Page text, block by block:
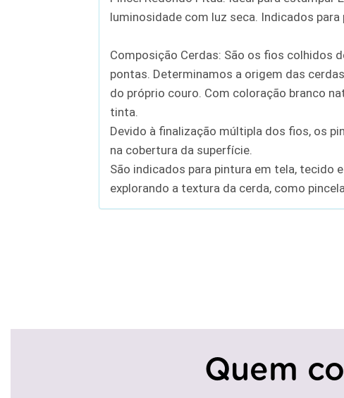
luminosidade com luz seca. Indicados
Composição Cerdas: São os fios colhidos
pontas. Determinamos a origem das
do próprio couro. Com coloração branco
tinta.
Devido à finalização múltipla dos fios, os
na cobertura da superfície.
São indicados para pintura em tela, tecido
explorando a textura da cerda, como
Quem